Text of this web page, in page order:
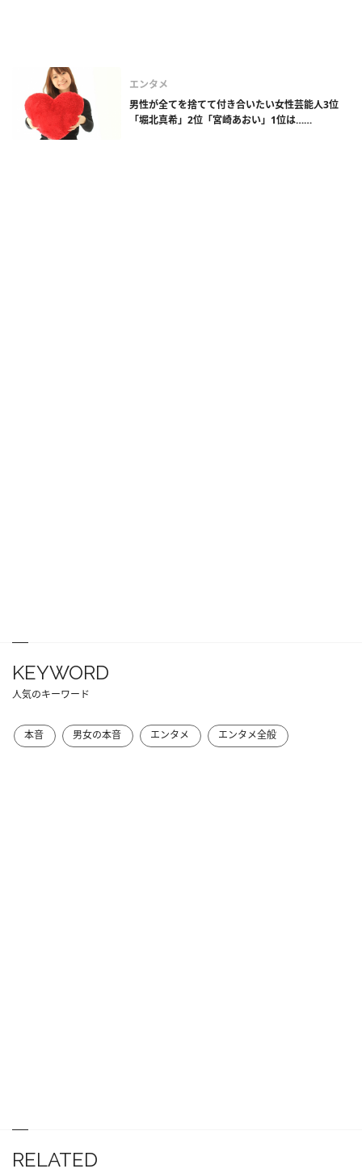
エンタメ
男性が全てを捨てて付き合いたい女性芸能人3位
「堀北真希」2位「宮崎あおい」1位は……
KEYWORD
人気のキーワード
本音 男女の本音 エンタメ エンタメ全般
RELATED